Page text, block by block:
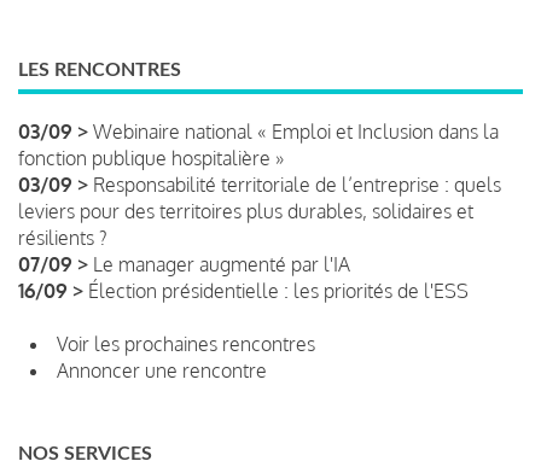
LES RENCONTRES
03/09 > Webinaire national « Emploi et Inclusion dans la
fonction publique hospitalière »
03/09 > Responsabilité territoriale de l’entreprise : quels
leviers pour des territoires plus durables, solidaires et
résilients ?
07/09 > Le manager augmenté par l'IA
16/09 > Élection présidentielle : les priorités de l'ESS
Voir les prochaines rencontres
Annoncer une rencontre
NOS SERVICES